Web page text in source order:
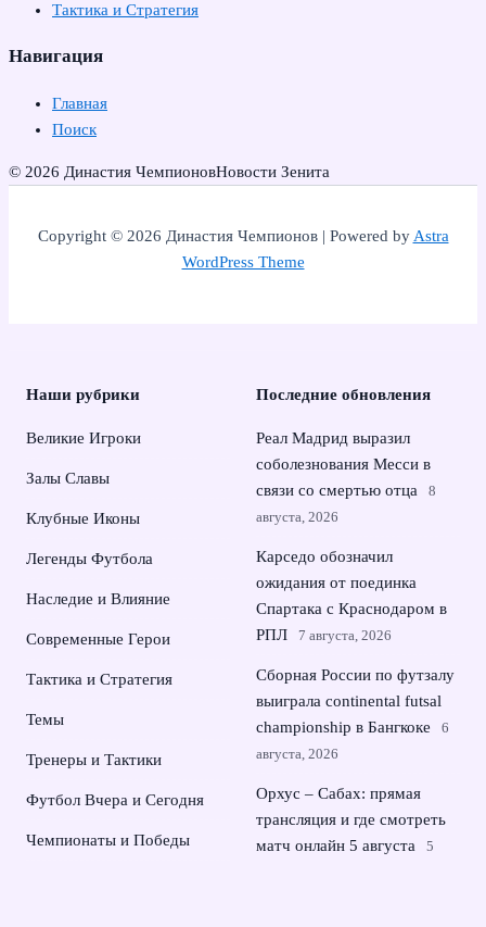
Тактика и Стратегия
Навигация
Главная
Поиск
© 2026 Династия ЧемпионовНовости Зенита
Copyright © 2026 Династия Чемпионов | Powered byAstra
WordPress Theme
Наши рубрики
Великие Игроки
Залы Славы
Клубные Иконы
Легенды Футбола
Наследие и Влияние
Современные Герои
Тактика и Стратегия
Темы
Тренеры и Тактики
Футбол Вчера и Сегодня
Чемпионаты и Победы
Последние обновления
Реал Мадрид выразил
соболезнования Месси в
связи со смертью отца
8
августа, 2026
Карседо обозначил
ожидания от поединка
Спартака с Краснодаром в
РПЛ
7 августа, 2026
Сборная России по футзалу
выиграла continental futsal
championship в Бангкоке
6
августа, 2026
Орхус – Сабах: прямая
трансляция и где смотреть
матч онлайн 5 августа
5